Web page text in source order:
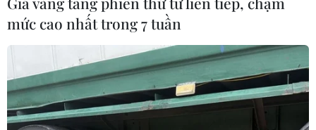
mức cao nhất trong 7 tuần